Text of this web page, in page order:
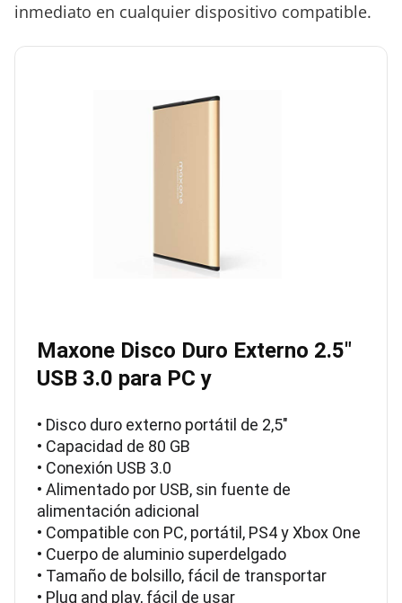
inmediato en cualquier dispositivo compatible.
Maxone Disco Duro Externo 2.5″
USB 3.0 para PC y
• Disco duro externo portátil de 2,5″
• Capacidad de 80 GB
• Conexión USB 3.0
• Alimentado por USB, sin fuente de
alimentación adicional
• Compatible con PC, portátil, PS4 y Xbox One
• Cuerpo de aluminio superdelgado
• Tamaño de bolsillo, fácil de transportar
• Plug and play, fácil de usar